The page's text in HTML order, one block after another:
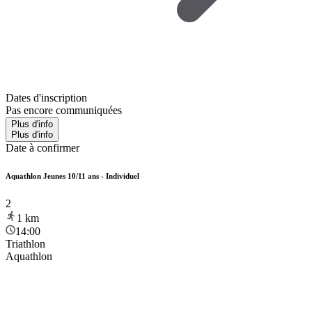
Dates d'inscription
Pas encore communiquées
Plus d'info
Plus d'info
Date à confirmer
Aquathlon Jeunes 10/11 ans - Individuel
2
1 km
14:00
Triathlon
Aquathlon